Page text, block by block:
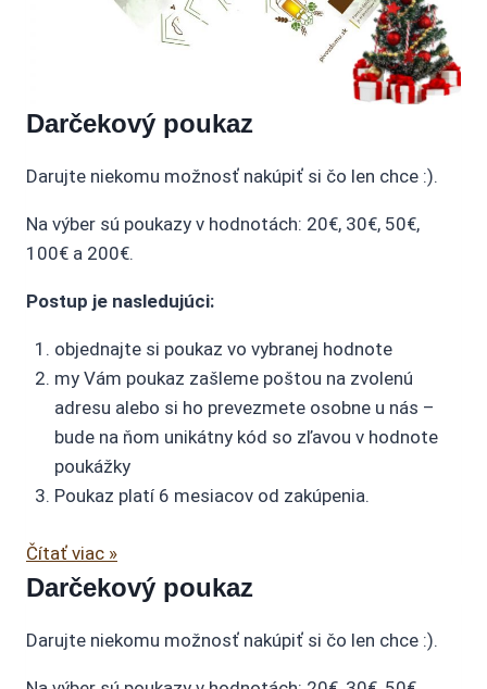
Darčekový poukaz
Darujte niekomu možnosť nakúpiť si čo len chce :).
Na výber sú poukazy v hodnotách: 20€, 30€, 50€,
100€ a 200€.
Postup je nasledujúci:
objednajte si poukaz vo vybranej hodnote
my Vám poukaz zašleme poštou na zvolenú
adresu alebo si ho prevezmete osobne u nás –
bude na ňom unikátny kód so zľavou v hodnote
poukážky
Poukaz platí 6 mesiacov od zakúpenia.
Čítať viac »
Darčekový poukaz
Darujte niekomu možnosť nakúpiť si čo len chce :).